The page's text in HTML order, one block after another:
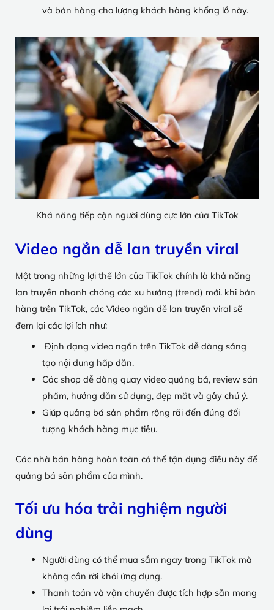
và bán hàng cho lượng khách hàng khổng lồ này.
Khả năng tiếp cận người dùng cực lớn của TikTok
Video ngắn dễ lan truyền viral
Một trong những lợi thế lớn của TikTok chính là khả năng
lan truyền nhanh chóng các xu hướng (trend) mới. khi bán
hàng trên TikTok, các Video ngắn dễ lan truyền viral sẽ
đem lại các lợi ích như:
Định dạng video ngắn trên TikTok dễ dàng sáng
tạo nội dung hấp dẫn.
Các shop dễ dàng quay video quảng bá, review sản
phẩm, hướng dẫn sử dụng, đẹp mắt và gây chú ý.
Giúp quảng bá sản phẩm rộng rãi đến đúng đối
tượng khách hàng mục tiêu.
Các nhà bán hàng hoàn toàn có thể tận dụng điều này để
quảng bá sản phẩm của mình.
Tối ưu hóa trải nghiệm người
dùng
Người dùng có thể mua sắm ngay trong TikTok mà
không cần rời khỏi ứng dụng.
Thanh toán và vận chuyển được tích hợp sẵn mang